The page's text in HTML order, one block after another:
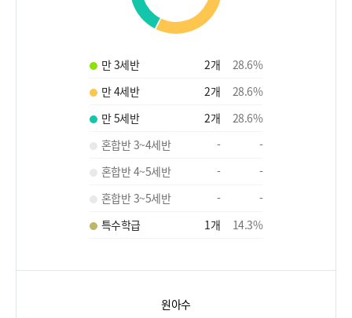
만 3세반 2개 28.6%
만 4세반
2개 28.6%
만 5세반
2개 28.6%
혼합반 3~4세반
-
-
혼합반 4~5세반
-
-
혼합반 3~5세반
-
-
특수학급
1개 14.3%
원아수